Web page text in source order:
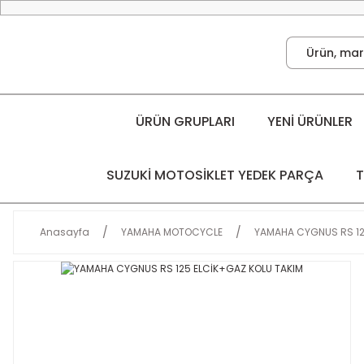
ÜRÜN GRUPLARI YENİ ÜRÜNLER
SUZUKİ MOTOSİKLET YEDEK PARÇA
Anasayfa YAMAHA MOTOCYCLE YAMAHA CYGNUS RS